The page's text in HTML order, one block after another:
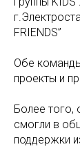
FRIENDS”
Обе
проекты и
Более того,
смогли в
поддержки